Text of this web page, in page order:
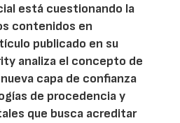
está cuestionando la
contenidos en
publicado en su
analiza el concepto de
nueva capa de confianza
de procedencia y
que busca acreditar